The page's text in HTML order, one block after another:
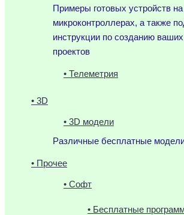
Примеры готовых устройств на
микроконтроллерах, а также
инструкции по созданию
проектов
• Телеметрия
• 3D
• 3D модели
Различные бесплатные
• Прочее
• Софт
• Бесплатные